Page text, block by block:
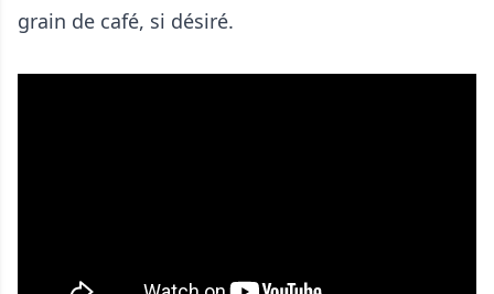
grain de café, si désiré.